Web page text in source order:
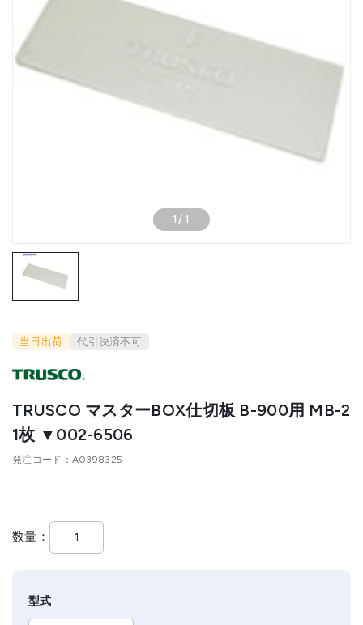
1 / 1
当日出荷 代引決済不可
TRUSCO マスターBOX仕切板 B-900用 MB-2
1枚 ▼002-6506
発注コード A0398325
数量
型式